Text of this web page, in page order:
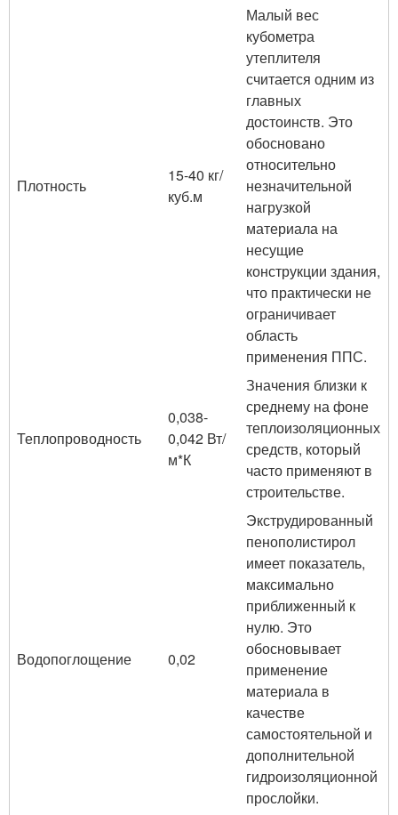
Плотность
15-40 кг/
куб.м
Малый вес
кубометра
утеплителя
считается одним из
главных
достоинств. Это
обосновано
относительно
незначительной
нагрузкой
материала на
несущие
конструкции здания,
что практически не
ограничивает
область
применения ППС.
Теплопроводность
0,038-
0,042 Вт/
м*К
Значения близки к
среднему на фоне
теплоизоляционных
средств, который
часто применяют в
строительстве.
Водопоглощение 0,02
Экструдированный
пенополистирол
имеет показатель,
максимально
приближенный к
нулю. Это
обосновывает
применение
материала в
качестве
самостоятельной и
дополнительной
гидроизоляционной
прослойки.